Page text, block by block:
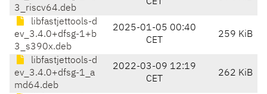
3_riscv64.deb
libfastjettools-d
ev_3.4.0+dfsg-1+b
3_s390x.deb
2025-01-05 00:40
CET
259 KiB
libfastjettools-d
ev_3.4.0+dfsg-1_a
md64.deb
2022-03-09 12:19
CET
262 KiB